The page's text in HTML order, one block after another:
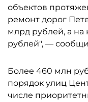
объектов
ремонт дорог
млрд рублей, а на
рублей", —
Более 460 млн
порядок улиц
числе